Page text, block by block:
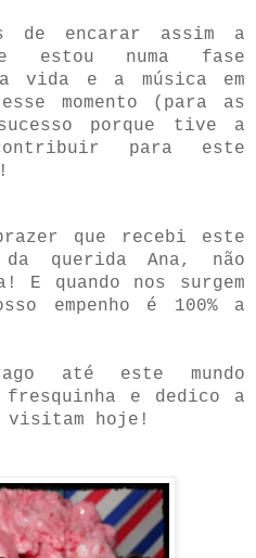
de encarar assim a
estou numa fase
vida e a música em
momento (para as
porque tive a
para este
que recebi este
querida Ana, não
E quando nos surgem
empenho é 100% a
até este mundo
fresquinha e dedico a
visitam hoje!